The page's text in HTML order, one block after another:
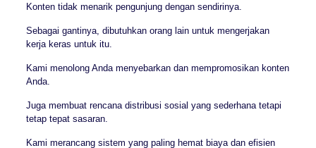
Konten tidak menarik pengunjung dengan sendirinya.
Sebagai gantinya, dibutuhkan orang lain untuk mengerjakan
kerja keras untuk itu.
Kami menolong Anda menyebarkan dan mempromosikan konten
Anda.
Juga membuat rencana distribusi sosial yang sederhana tetapi
tetap tepat sasaran.
Kami merancang sistem yang paling hemat biaya dan efisien